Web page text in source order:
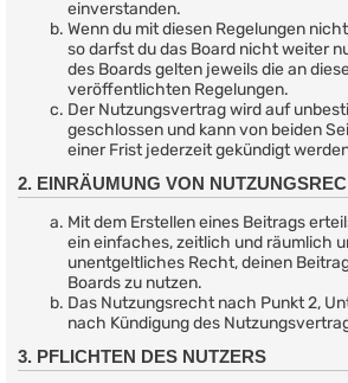
einverstanden.
Wenn du mit diesen Regelungen
so darfst du das Board nicht weiter
des Boards gelten jeweils die an
veröffentlichten Regelungen.
Der Nutzungsvertrag wird auf
geschlossen und kann von beiden
einer Frist jederzeit gekündigt
2. EINRÄUMUNG VON
Mit dem Erstellen eines Beitrags
ein einfaches, zeitlich und räumlich
unentgeltliches Recht, deinen
Boards zu nutzen.
Das Nutzungsrecht nach Punkt 2,
nach Kündigung des
3. PFLICHTEN DES NUTZERS